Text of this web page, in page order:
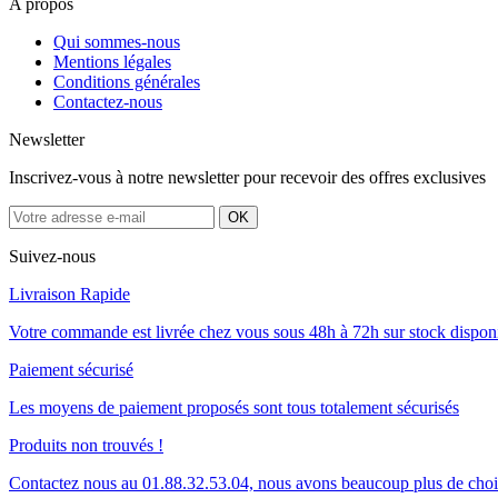
A propos
Qui sommes-nous
Mentions légales
Conditions générales
Contactez-nous
Newsletter
Inscrivez-vous à notre newsletter pour recevoir des offres exclusives
Suivez-nous
Livraison Rapide
Votre commande est livrée chez vous sous 48h à 72h sur stock
Paiement sécurisé
Les moyens de paiement proposés sont tous totalement sécurisés
Produits non trouvés !
Contactez nous au 01.88.32.53.04, nous avons beaucoup plus de